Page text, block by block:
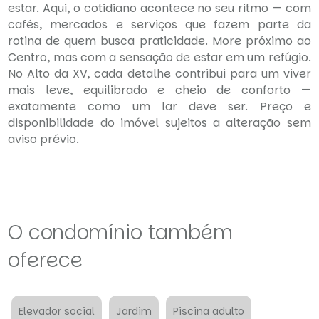
estar. Aqui, o cotidiano acontece no seu ritmo — com
cafés, mercados e serviços que fazem parte da
rotina de quem busca praticidade. More próximo ao
Centro, mas com a sensação de estar em um refúgio.
No Alto da XV, cada detalhe contribui para um viver
mais leve, equilibrado e cheio de conforto —
exatamente como um lar deve ser. Preço e
disponibilidade do imóvel sujeitos a alteração sem
aviso prévio.
O condomínio também
oferece
Elevador social Jardim Piscina adulto